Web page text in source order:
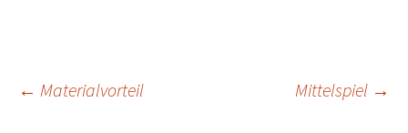
Beitrags-
← Materialvorteil Mittelspiel →